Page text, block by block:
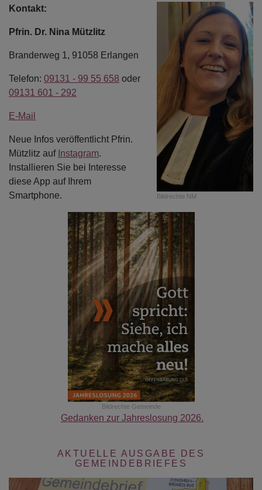
Bildrechte NM
Kontakt:
Pfrin. Dr. Nina Mützlitz
Branderweg 1, 91058 Erlangen
Telefon: 09131 - 99 55 658 oder
09131 601 - 292
E-Mail
Neue Infos veröffentlicht Pfrin.
Mützlitz auf Instagram.
Installieren Sie bei Interesse
diese App auf Ihrem
Smartphone.
Bildrechte Gemeinde
Gedanken zur Jahreslosung 2026.
AKTUELLE AUSGABE DES
GEMEINDEBRIEFES